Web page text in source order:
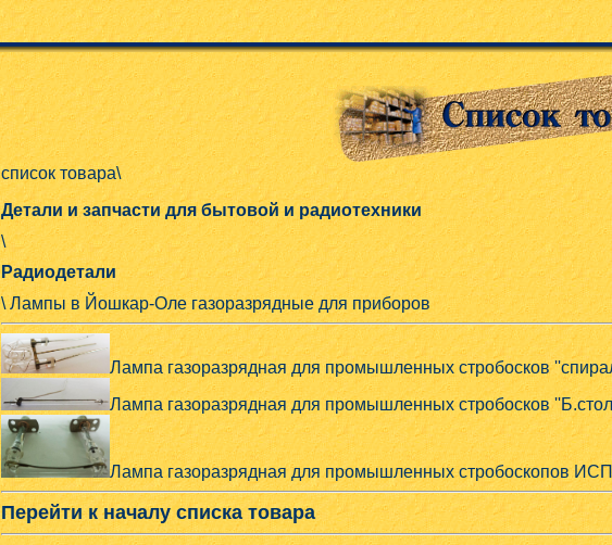
список товара\
Детали и запчасти для бытовой и радиотехники
\
Радиодетали
\ Лампы в Йошкар-Оле газоразрядные для приборов
Лампа газоразрядная для промышленных стробосков
Лампа газоразрядная для промышленных стробосков
Лампа газоразрядная для промышленных стробоскопов
Перейти к началу списка товара